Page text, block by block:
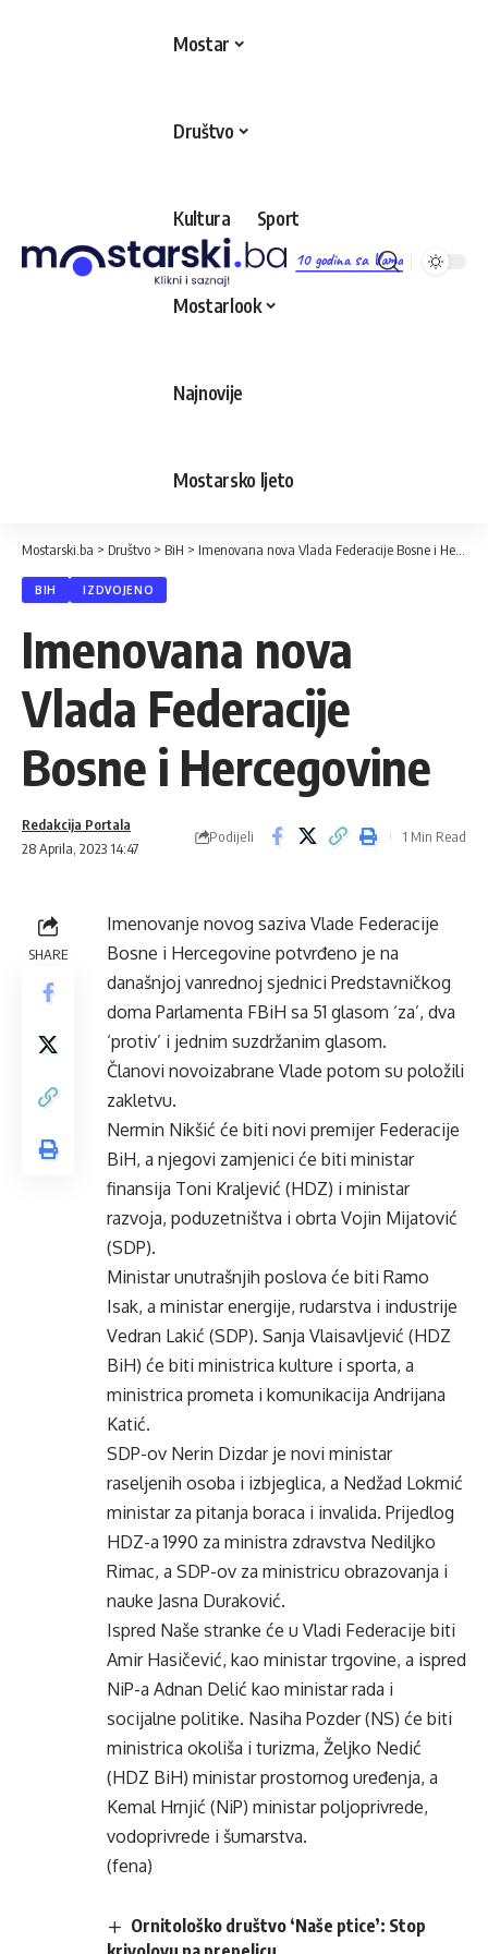
10 godina sa Vama
Mostar
Društvo
Kultura Sport
Mostarlook
Najnovije
Mostarsko ljeto
Mostarski.ba > Društvo > BiH > Imenovana nova Vlada Federacije Bosne i Hercegovine
BIH IZDVOJENO
Imenovana nova
Vlada Federacije
Bosne i Hercegovine
28 Aprila, 2023 14:47
Redakcija Portala
Podijeli 1 Min Read
SHARE
Imenovanje novog saziva Vlade Federacije
Bosne i Hercegovine potvrđeno je na
današnjoj vanrednoj sjednici Predstavničkog
doma Parlamenta FBiH sa 51 glasom ‘za’, dva
‘protiv’ i jednim suzdržanim glasom.
Članovi novoizabrane Vlade potom su položili
zakletvu.
Nermin Nikšić će biti novi premijer Federacije
BiH, a njegovi zamjenici će biti ministar
finansija Toni Kraljević (HDZ) i ministar
razvoja, poduzetništva i obrta Vojin Mijatović
(SDP).
Ministar unutrašnjih poslova će biti Ramo
Isak, a ministar energije, rudarstva i industrije
Vedran Lakić (SDP). Sanja Vlaisavljević (HDZ
BiH) će biti ministrica kulture i sporta, a
ministrica prometa i komunikacija Andrijana
Katić.
SDP-ov Nerin Dizdar je novi ministar
raseljenih osoba i izbjeglica, a Nedžad Lokmić
ministar za pitanja boraca i invalida. Prijedlog
HDZ-a 1990 za ministra zdravstva Nediljko
Rimac, a SDP-ov za ministricu obrazovanja i
nauke Jasna Duraković.
Ispred Naše stranke će u Vladi Federacije biti
Amir Hasičević, kao ministar trgovine, a ispred
NiP-a Adnan Delić kao ministar rada i
socijalne politike. Nasiha Pozder (NS) će biti
ministrica okoliša i turizma, Željko Nedić
(HDZ BiH) ministar prostornog uređenja, a
Kemal Hrnjić (NiP) ministar poljoprivrede,
vodoprivrede i šumarstva.
(fena)
Ornitološko društvo ‘Naše ptice’: Stop